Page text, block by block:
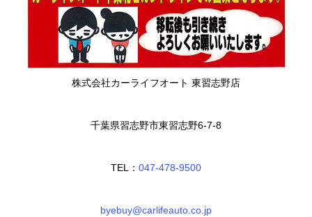
株式会社カーライフオート 東習志野店
千葉県習志野市東習志野6-7-8
TEL： 047-478-9500
byebuy@carlifeauto.co.jp